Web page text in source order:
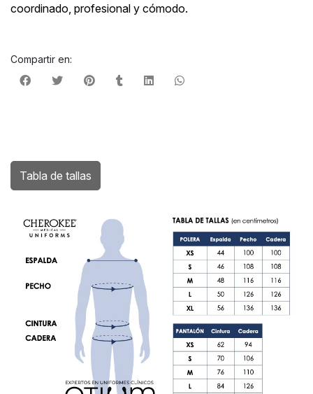
coordinado, profesional y cómodo.
Compartir en:
Tabla de tallas